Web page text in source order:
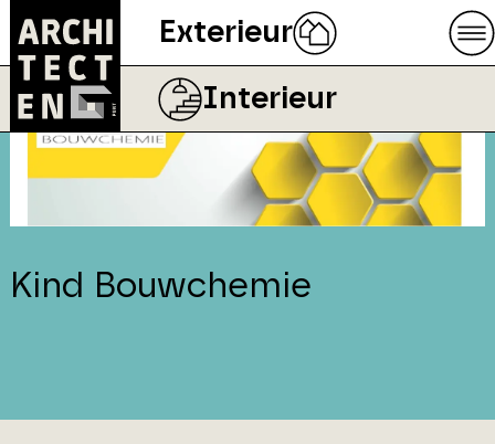
Exterieur
Interieur
Kind Bouwchemie